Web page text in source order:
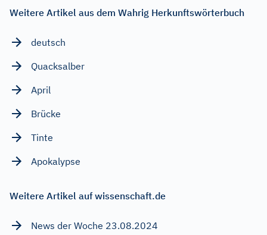
Weitere Artikel aus dem Wahrig Herkunftswörterbuch
deutsch
Quacksalber
April
Brücke
Tinte
Apokalypse
Weitere Artikel auf wissenschaft.de
News der Woche 23.08.2024